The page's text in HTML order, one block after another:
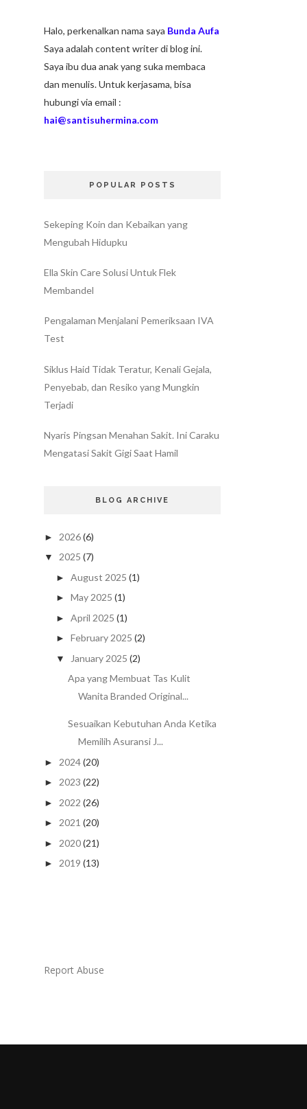
Halo, perkenalkan nama saya Bunda Aufa
Saya adalah content writer di blog ini.
Saya ibu dua anak yang suka membaca
dan menulis. Untuk kerjasama, bisa
hubungi via email :
hai@santisuhermina.com
POPULAR POSTS
Sekeping Koin dan Kebaikan yang
Mengubah Hidupku
Ella Skin Care Solusi Untuk Flek
Membandel
Pengalaman Menjalani Pemeriksaan IVA
Test
Siklus Haid Tidak Teratur, Kenali Gejala,
Penyebab, dan Resiko yang Mungkin
Terjadi
Nyaris Pingsan Menahan Sakit. Ini Caraku
Mengatasi Sakit Gigi Saat Hamil
BLOG ARCHIVE
► 2026(6)
▼ 2025 (7)
► August 2025 (1)
► May 2025 (1)
► April 2025 (1)
► February 2025 (2)
▼ January 2025 (2)
Apa yang Membuat Tas Kulit
Wanita Branded Original...
Sesuaikan Kebutuhan Anda Ketika
Memilih Asuransi J...
► 2024(20)
► 2023 (22)
► 2022 (26)
► 2021 (20)
► 2020(21)
► 2019 (13)
Report Abuse